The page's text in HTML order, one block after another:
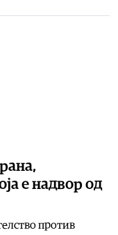
е надвор од
против